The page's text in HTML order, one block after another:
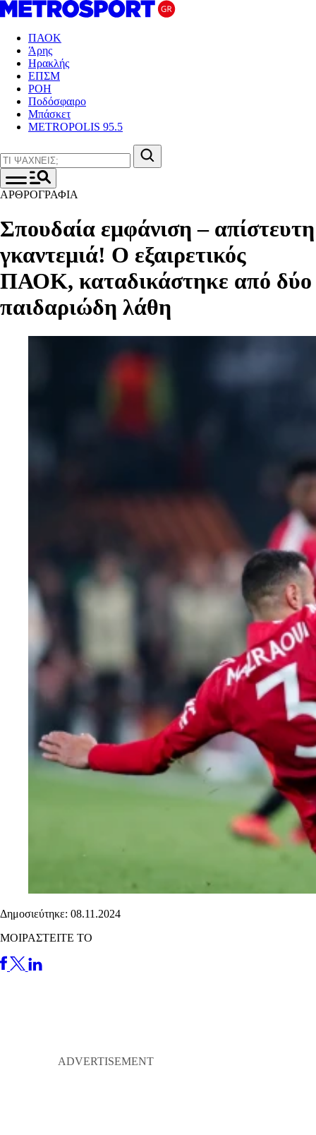
ΠΑΟΚ
Άρης
Ηρακλής
ΕΠΣΜ
ΡΟΗ
Ποδόσφαιρο
Μπάσκετ
METROPOLIS 95.5
ΑΡΘΡΟΓΡΑΦΙΑ
Σπουδαία εμφάνιση – απίστευτη
γκαντεμιά! Ο εξαιρετικός
ΠΑΟΚ, καταδικάστηκε από δύο
παιδαριώδη λάθη
Δημοσιεύτηκε: 08.11.2024
ΜΟΙΡΑΣΤΕΙΤΕ ΤΟ